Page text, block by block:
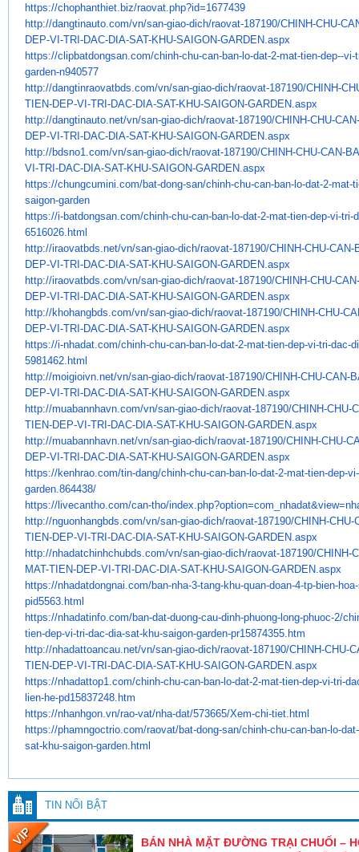
https://chophanthiet.biz/raovat.php?id=1677439
http://dangtinauto.com/vn/san-giao-dich/raovat-187190/CHINH-CHU-
DEP-VI-TRI-DAC-DIA-SAT-KHU-SAIGON-GARDEN.aspx
https://clipbatdongsan.com/chinh-chu-can-ban-lo-dat-2-mat-tien-dep--vi-
garden-n940577
http://dangtinraovatbds.com/vn/san-giao-dich/raovat-187190/CHINH-
TIEN-DEP-VI-TRI-DAC-DIA-SAT-KHU-SAIGON-GARDEN.aspx
http://dangtinauto.net/vn/san-giao-dich/raovat-187190/CHINH-CHU-
DEP-VI-TRI-DAC-DIA-SAT-KHU-SAIGON-GARDEN.aspx
http://bdsno1.com/vn/san-giao-dich/raovat-187190/CHINH-CHU-CAN-
VI-TRI-DAC-DIA-SAT-KHU-SAIGON-GARDEN.aspx
https://chungcumini.com/bat-dong-san/chinh-chu-can-ban-lo-dat-2-mat-
saigon-garden
https://i-batdongsan.com/chinh-chu-can-ban-lo-dat-2-mat-tien-dep-vi-tri-
6516026. html
http://iraovatbds.net/vn/san-giao-dich/raovat-187190/CHINH-CHU-CAN-
DEP-VI-TRI-DAC-DIA-SAT-KHU-SAIGON-GARDEN.aspx
http://iraovatbds.com/vn/san-giao-dich/raovat-187190/CHINH-CHU-
DEP-VI-TRI-DAC-DIA-SAT-KHU-SAIGON-GARDEN.aspx
http://khohangbds.com/vn/san-giao-dich/raovat-187190/CHINH-CHU-
DEP-VI-TRI-DAC-DIA-SAT-KHU-SAIGON-GARDEN.aspx
https://i-nhadat.com/chinh-chu-can-ban-lo-dat-2-mat-tien-dep-vi-tri-dac-
5981462.html
http://moigioivn.net/vn/san-giao-dich/raovat-187190/CHINH-CHU-CAN-
DEP-VI-TRI-DAC-DIA-SAT-KHU-SAIGON-GARDEN.aspx
http://muabannhavn.com/vn/san-giao-dich/raovat-187190/CHINH-CHU-
TIEN-DEP-VI-TRI-DAC-DIA-SAT-KHU-SAIGON-GARDEN.aspx
http://muabannhavn.net/vn/san-giao-dich/raovat-187190/CHINH-CHU-
DEP-VI-TRI-DAC-DIA-SAT-KHU-SAIGON-GARDEN.aspx
https://kenhrao.com/tin-dang/chinh-chu-can-ban-lo-dat-2-mat-tien-dep-
garden.864438/
https://livecantho.com/can-tho/index.php?option=com_
http://nguonhangbds.com/vn/san-giao-dich/raovat-187190/CHINH-CHU-
TIEN-DEP-VI-TRI-DAC-DIA-SAT-KHU-SAIGON-GARDEN.aspx
http://nhadatchinhchubds.com/vn/san-giao-dich/raovat-187190/CHINH-
MAT-TIEN-DEP-VI-TRI-DAC-DIA-SAT-KHU-SAIGON-GARDEN.aspx
https://nhadatdongnai.com/ban-nha-3-tang-khu-quan-doan-4-tp-bien-
pid5563.html
https://nhadatinfo.com/ban-dat-duong-cau-dinh-phuong-long-phuoc-2/
tien-dep-vi-tri-dac-dia-sat-khu-saigon-garden-pr15874355.htm
http://nhadattoancau.net/vn/san-giao-dich/raovat-187190/CHINH-CHU-
TIEN-DEP-VI-TRI-DAC-DIA-SAT-KHU-SAIGON-GARDEN.aspx
https://nhadattop1.com/chinh-chu-can-ban-lo-dat-2-mat-tien-dep-vi-tri-
lien-he-pd15837248.htm
https://nhanhgon.vn/rao-vat/nha-dat/573665/Xem-chi-tiet. html
https://phamngoctrio.com/raovat/bat-dong-san/chinh-chu-can-ban-lo-
sat-khu-saigon-garden.html
TIN NỔI BẬT
BÁN NHÀ MẶT ĐƯỜNG TRẠI CHUỐI –